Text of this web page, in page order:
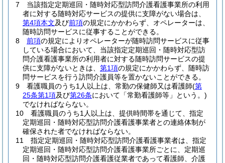
7
当該指定定期巡回・随時対応型訪問介護看護事業所の利用
者に対する随時対応サービスの提供に支障がない場合は、
第4項本文及び前項の規定にかかわらず、オペレーターは、
随時訪問サービスに従事することができる。
8
前項の規定によりオペレーターが随時訪問サービスに従事
している場合において、当該指定定期巡回・随時対応型訪
問介護看護事業所の利用者に対する随時訪問サービスの提
供に支障がないときは、 第1項の規定にかかわらず、随時訪
問サービスを行う訪問介護員等を置かないことができる。
9
看護職員のうち1人以上は、常勤の保健師又は看護師(第
25条第1項及び第26条において「常勤看護師等」という。)
でなければならない。
10
看護職員のうち1人以上は、提供時間帯を通じて、指定
定期巡回・随時対応型訪問介護看護事業者との連絡体制が
確保された者でなければならない。
11
指定定期巡回・随時対応型訪問介護看護事業者は、指定
定期巡回・随時対応型訪問介護看護事業所ごとに、定期巡
回・随時対応型訪問介護看護従業者であって看護師、介護